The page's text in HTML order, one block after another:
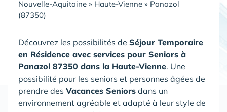
Nouvelle-Aquitaine » Haute-Vienne » Panazol
(87350)
Découvrez les possibilités de Séjour Temporaire
en Résidence avec services pour Seniors à
Panazol 87350 dans la Haute-Vienne. Une
possibilité pour les seniors et personnes âgées de
prendre des Vacances Seniors dans un
environnement agréable et adapté à leur style de